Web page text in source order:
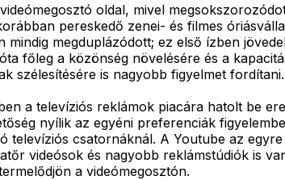
oldal, mivel
pereskedő zenei- és filmes
megduplázódott; ez első ízben
főleg a közönség növelésére és a
szélesítésére is nagyobb figyelmet fordítani.
a televíziós reklámok piacára hatolt be
nyílik az egyéni preferenciák
televíziós csatornáknál. A Youtube az
videósok és nagyobb reklámstúdiók is
a videómegosztón.